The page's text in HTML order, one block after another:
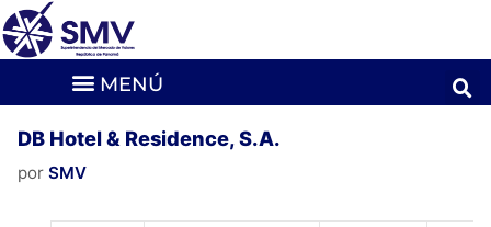
DB Hotel & Residence, S.A.
por SMV